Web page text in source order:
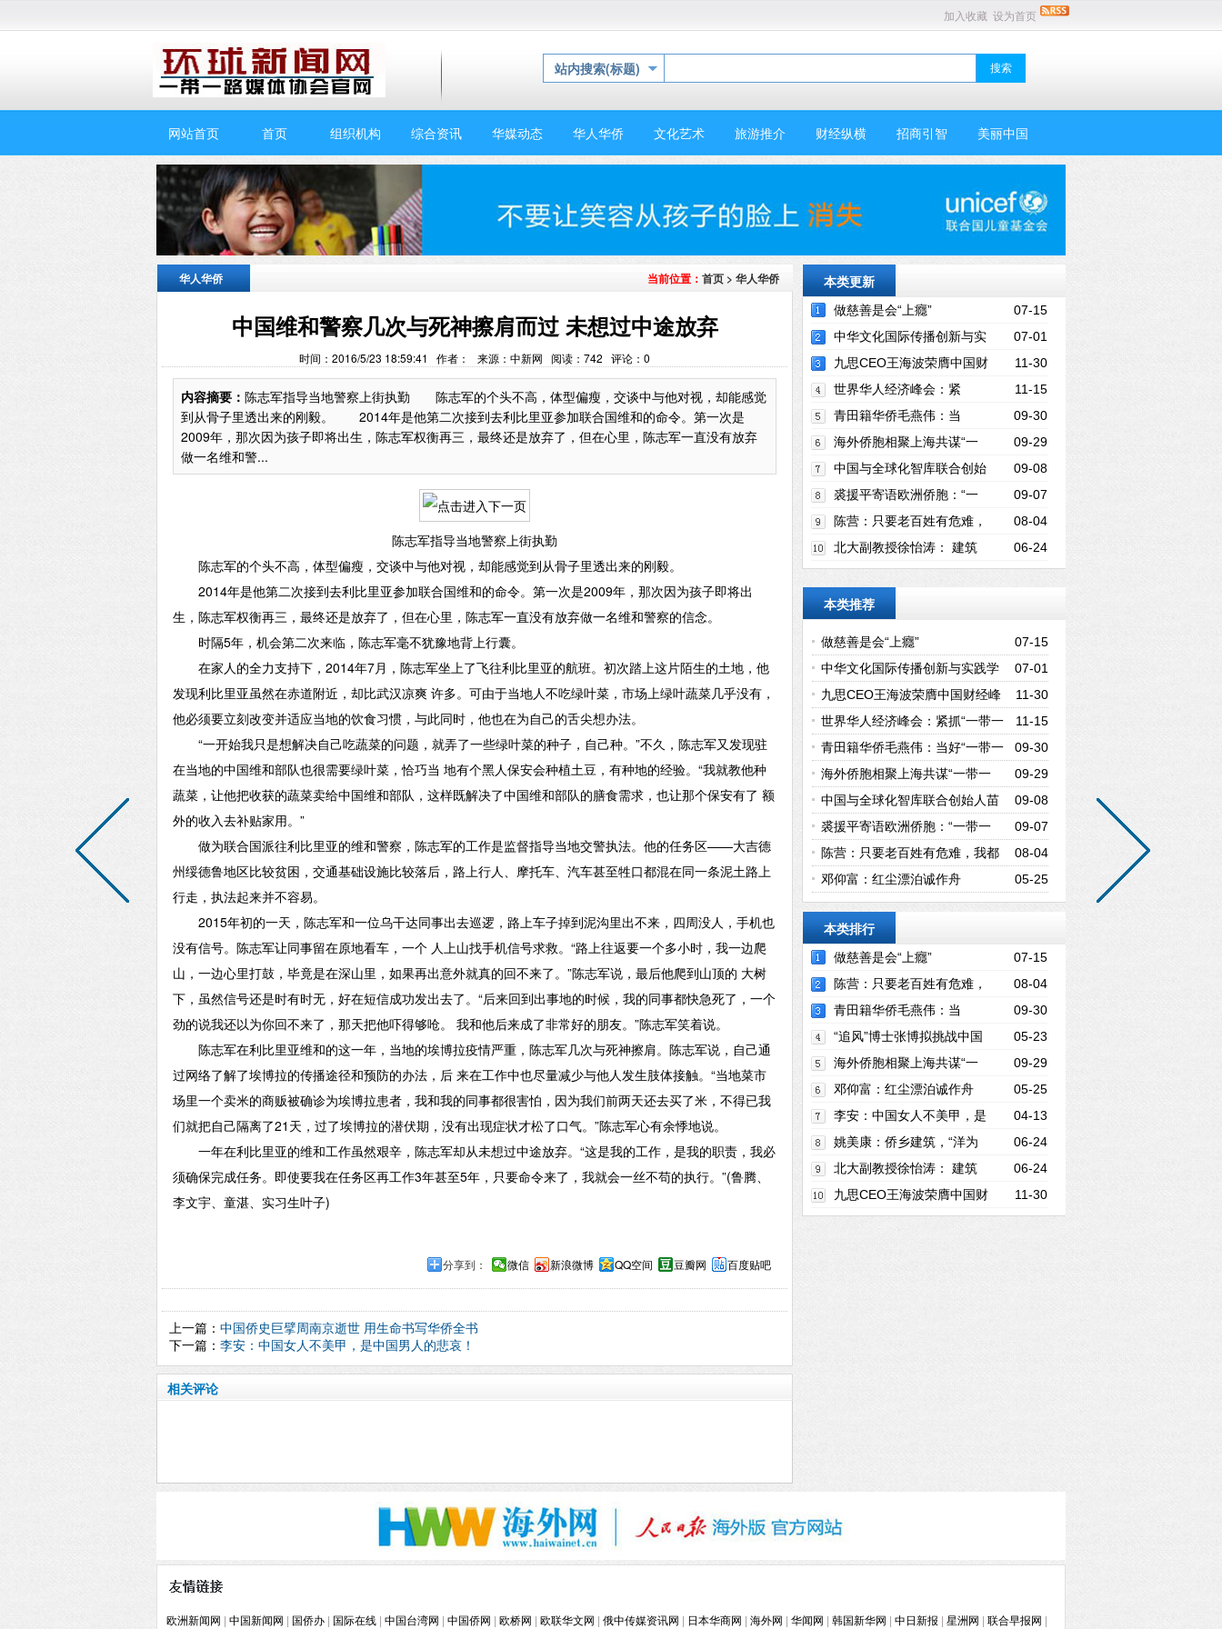
加入收藏 设为首页
站内搜索(标题)
网站首页 首页 组织机构 综合资讯 华媒动态 华人华侨 文化艺术 旅游推介 财经纵横 招商引智 美丽中国
华人华侨 当前位置： 首页 > 华人华侨
中国维和警察几次与死神擦肩而过 未想过中途放弃
时间：2016/5/23 18:59:41 作者： 来源：中新网 阅读： 742 评论： 0
内容摘要： 陈志军指导当地警察上街执勤 陈志军的个头不高，体型偏瘦，交谈中与他对视，却能感觉
到从骨子里透出来的刚毅。 2014年是他第二次接到去利比里亚参加联合国维和的命令。第一次是
2009年，那次因为孩子即将出生，陈志军权衡再三，最终还是放弃了，但在心里，陈志军一直没有放弃
做一名维和警...
陈志军指导当地警察上街执勤
陈志军的个头不高，体型偏瘦，交谈中与他对视，却能感觉到从骨子里透出来的刚毅。
2014年是他第二次接到去利比里亚参加联合国维和的命令。第一次是2009年，那次因为孩子即将出
生，陈志军权衡再三，最终还是放弃了，但在心里，陈志军一直没有放弃做一名维和警察的信念。
时隔5年，机会第二次来临，陈志军毫不犹豫地背上行囊。
在家人的全力支持下，2014年7月，陈志军坐上了飞往利比里亚的航班。初次踏上这片陌生的土地，他
发现利比里亚虽然在赤道附近，却比武汉凉爽 许多。可由于当地人不吃绿叶菜，市场上绿叶蔬菜几乎没有，
他必须要立刻改变并适应当地的饮食习惯，与此同时，他也在为自己的舌尖想办法。
“一开始我只是想解决自己吃蔬菜的问题，就弄了一些绿叶菜的种子，自己种。”不久，陈志军又发现驻
在当地的中国维和部队也很需要绿叶菜，恰巧当 地有个黑人保安会种植土豆，有种地的经验。“我就教他种
蔬菜，让他把收获的蔬菜卖给中国维和部队，这样既解决了中国维和部队的膳食需求，也让那个保安有了 额
外的收入去补贴家用。”
做为联合国派往利比里亚的维和警察，陈志军的工作是监督指导当地交警执法。他的任务区——大吉德
州绥德鲁地区比较贫困，交通基础设施比较落后，路上行人、摩托车、汽车甚至牲口都混在同一条泥土路上
行走，执法起来并不容易。
2015年初的一天，陈志军和一位乌干达同事出去巡逻，路上车子掉到泥沟里出不来，四周没人，手机也
没有信号。陈志军让同事留在原地看车，一个 人上山找手机信号求救。“路上往返要一个多小时，我一边爬
山，一边心里打鼓，毕竟是在深山里，如果再出意外就真的回不来了。”陈志军说，最后他爬到山顶的 大树
下，虽然信号还是时有时无，好在短信成功发出去了。“后来回到出事地的时候，我的同事都快急死了，一个
劲的说我还以为你回不来了，那天把他吓得够呛。 我和他后来成了非常好的朋友。”陈志军笑着说。
陈志军在利比里亚维和的这一年，当地的埃博拉疫情严重，陈志军几次与死神擦肩。陈志军说，自己通
过网络了解了埃博拉的传播途径和预防的办法，后 来在工作中也尽量减少与他人发生肢体接触。“当地菜市
场里一个卖米的商贩被确诊为埃博拉患者，我和我的同事都很害怕，因为我们前两天还去买了米，不得已我
们就把自己隔离了21天，过了埃博拉的潜伏期，没有出现症状才松了口气。”陈志军心有余悸地说。
一年在利比里亚的维和工作虽然艰辛，陈志军却从未想过中途放弃。“这是我的工作，是我的职责，我必
须确保完成任务。即使要我在任务区再工作3年甚至5年，只要命令来了，我就会一丝不苟的执行。”(鲁腾、
李文宇、童湛、实习生叶子)
分享到： 微信 新浪微博 QQ空间 豆瓣网 百度贴吧
上一篇： 中国侨史巨擘周南京逝世 用生命书写华侨全书
下一篇： 李安：中国女人不美甲，是中国男人的悲哀！
相关评论
本类更新
07-15
做慈善是会“上癮”
07-01
中华文化国际传播创新与实
践学术研讨会在德成功举行 11-30
九思CEO王海波荣膺中国财
经峰会“2017新经济年度人物” 11-15
世界华人经济峰会：紧
抓“一带一路”机遇 09-30
青田籍华侨毛燕伟：当
好“一带一路”上的“搬运工” 09-29
海外侨胞相聚上海共谋“一
带一路”“家门口”的商机 09-08
中国与全球化智库联合创始
人苗绿：“一带一路”倡议需要全球化人才
09-07
裘援平寄语欧洲侨胞：“一
带一路”建设 侨胞大有可为 08-04
陈营：只要老百姓有危难，
我都会挺身而出！ 06-24
北大副教授徐怡涛： 建筑
创作，应植根于自身文化
本类推荐
07-15
做慈善是会“上癮”
07-01
中华文化国际传播创新与实践学
术研讨会在德成功举行 11-30
九思CEO王海波荣膺中国财经峰
会“2017新经济年度人物” 11-15
世界华人经济峰会：紧抓“一带一
路”机遇 09-30
青田籍华侨毛燕伟：当好“一带一
路”上的“搬运工” 09-29
海外侨胞相聚上海共谋“一带一
路”“家门口”的商机 09-08
中国与全球化智库联合创始人苗
绿：“一带一路”倡议需要全球化人才09-07
裘援平寄语欧洲侨胞：“一带一
路”建设 侨胞大有可为 08-04
陈营：只要老百姓有危难，我都
会挺身而出！ 05-25
邓仰富：红尘漂泊诚作舟
本类排行
07-15
做慈善是会“上癮”
08-04
陈营：只要老百姓有危难，
我都会挺身而出！ 09-30
青田籍华侨毛燕伟：当
好“一带一路”上的“搬运工” 05-23
“追风”博士张博拟挑战中国
首次自驾环球飞行 09-29
海外侨胞相聚上海共谋“一
带一路”“家门口”的商机 05-25
邓仰富：红尘漂泊诚作舟
04-13
李安：中国女人不美甲，是
中国男人的悲哀！ 06-24
姚美康：侨乡建筑，“洋为
中用”的典范 06-24
北大副教授徐怡涛： 建筑
创作，应植根于自身文化 11-30
九思CEO王海波荣膺中国财
经峰会“2017新经济年度人物”
欧洲新闻网 中国新闻网 国侨办 国际在线 中国台湾网 中国侨网 欧桥网 欧联华文网 俄中传媒资讯网 日本华商网 海外网 华闻网 韩国新华网 中日新报 星洲网 联合早报网